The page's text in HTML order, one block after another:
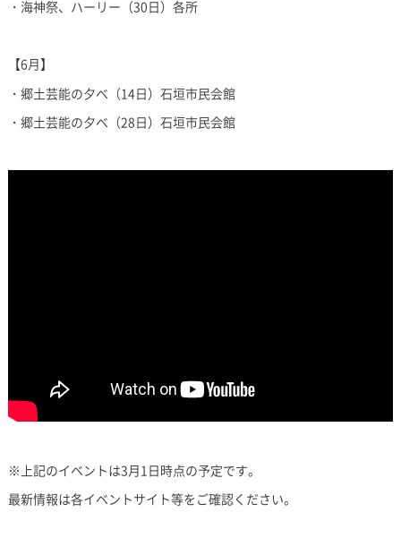
・海神祭、ハーリー（30日）各所
【6月】
・郷土芸能の夕べ（14日）石垣市民会館
・郷土芸能の夕べ（28日）石垣市民会館
※上記のイベントは3月1日時点の予定です。
最新情報は各イベントサイト等をご確認ください。